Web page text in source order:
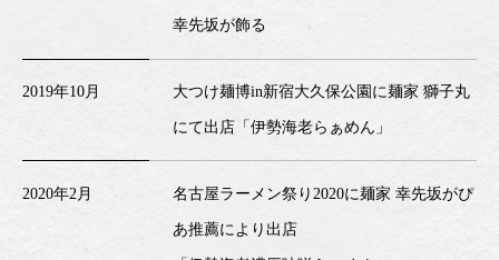
幸先坂が飾る
2019年10月 大つけ麺博in新宿大久保公園に麺家 獅子丸
にて出店「伊勢海老らぁめん」
2020年2月 名古屋ラーメン祭り2020に麺家 幸先坂がぴ
あ推薦により出店